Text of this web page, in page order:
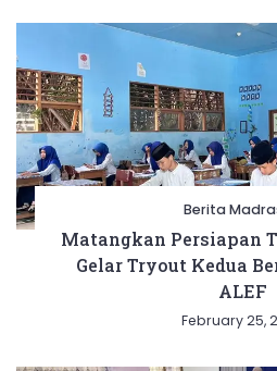
Berita
Matangkan Persiapan
Gelar Tryout Kedua
ALEF
February 25,